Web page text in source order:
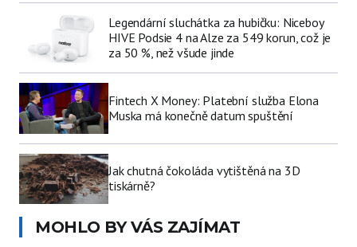
Legendární sluchátka za hubičku: Niceboy
HIVE Podsie 4 na Alze za 549 korun, což je
za 50 %, než všude jinde
Fintech X Money: Platební služba Elona
Muska má konečně datum spuštění
Jak chutná čokoláda vytištěná na 3D
tiskárně?
MOHLO BY VÁS ZAJÍMAT